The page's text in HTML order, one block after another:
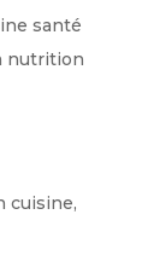
santé
nutrition
cuisine,